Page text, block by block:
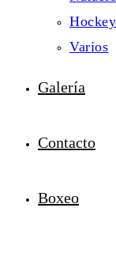
Hockey
Varios
Galería
Contacto
Boxeo